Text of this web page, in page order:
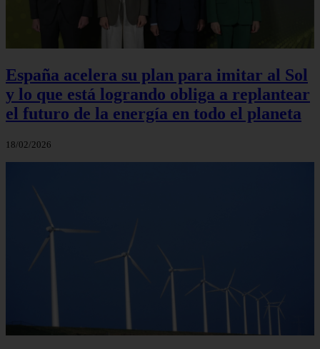
España acelera su plan para imitar al Sol
y lo que está logrando obliga a replantear
el futuro de la energía en todo el planeta
18/02/2026